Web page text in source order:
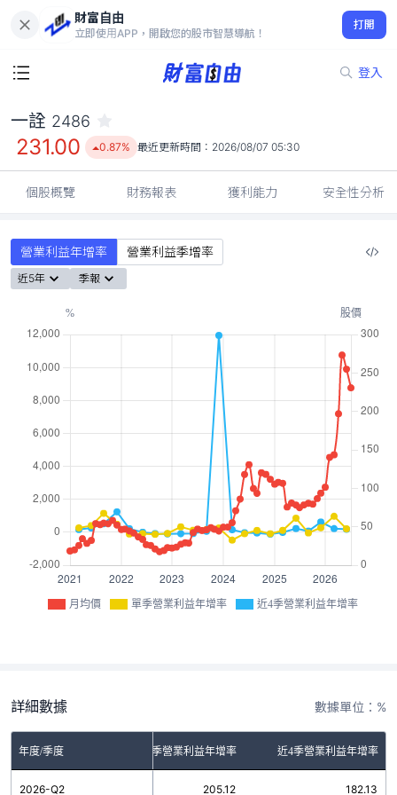
財富自由
立即使用APP，開啟您的股市智慧導航！
打開
登入
231.00
0.87%
一詮 2486
231.00 0.87% 最近更新時間： 2026/08/07 05:30
個股概覽 財務報表 獲利能力 安全性分析
營業利益年增率 營業利益季增率
近5年 季報
月均價 單季營業利益年增率 近4季營業利益年增率
詳細數據 數據單位：%
年度/季度 單季營業利益年增率 近4季營業利益年增率
2026-Q2 205.12 182.13